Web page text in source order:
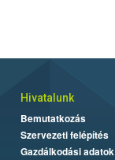
Hivatalunk
Bemutatkozás
Szervezeti felépítés
Gazdálkodási adatok